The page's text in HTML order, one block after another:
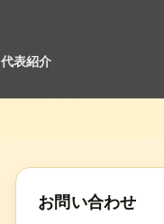
代表紹介
お問い合わせ